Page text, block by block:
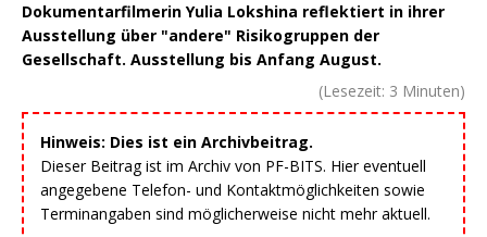
Dokumentarfilmerin Yulia Lokshina reflektiert in ihrer
Ausstellung über "andere" Risikogruppen der
Gesellschaft. Ausstellung bis Anfang August.
(Lesezeit: 3 Minuten)
Hinweis: Dies ist ein Archivbeitrag.
Dieser Beitrag ist im Archiv von PF-BITS. Hier eventuell
angegebene Telefon- und Kontaktmöglichkeiten sowie
Terminangaben sind möglicherweise nicht mehr aktuell.